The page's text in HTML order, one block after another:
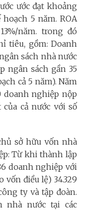
ước đạt khoảng
5 năm. ROA
năm. trong đó
tiêu, gồm: Doanh
sách nhà nước
ngân sách gần 35
cả 5 năm). Năm
doanh nghiệp nộp
cả nước với số
sở hữu vốn nhà
Từ khi thành lập
doanh nghiệp với
điều lệ) 34.329
ty và tập đoàn.
nhà nước tại các